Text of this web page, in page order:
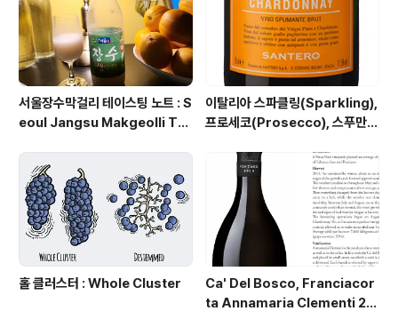
서울장수막걸리 테이스팅 노트 : S
eoul Jangsu Makgeolli Tas
이탈리아 스파클링(Sparkling),
프로세코(Prosecco), 스푸만테
ante) 총정리
홀 클러스터 : Whole Cluster
Ca' Del Bosco, Franciacor
ta Annamaria Clementi 20